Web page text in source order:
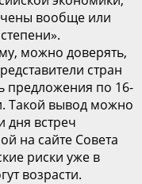
вообще или
можно доверять,
стран
предложения по 16-
Такой вывод можно
дня встреч
на сайте Совета
риски уже в
возрасти.